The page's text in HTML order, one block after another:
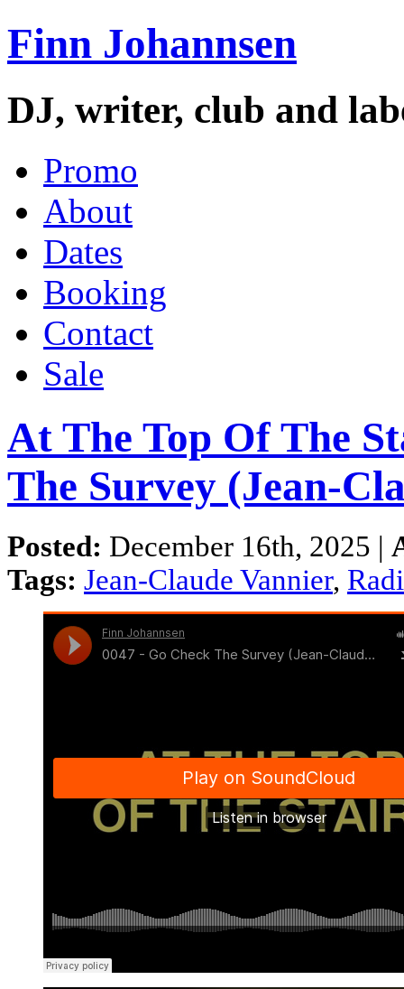
Finn Johannsen
DJ, writer, club and
Promo
About
Dates
Booking
Contact
Sale
At The Top Of The
The Survey (Jean-
Posted: December 16th, 2025 |
Tags: Jean-Claude Vannier,